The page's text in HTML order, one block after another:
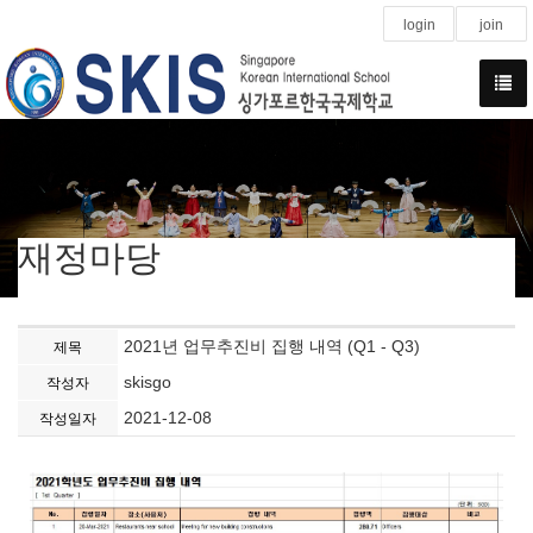
login join
재정마당
제목 2021년 업무추진비 집행 내역 (Q1 - Q3)
작성자 skisgo
작성일자 2021-12-08